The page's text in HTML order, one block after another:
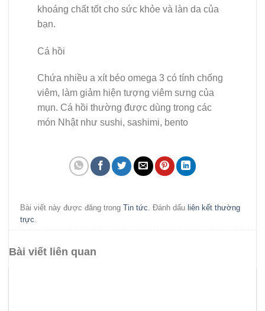
khoáng chất tốt cho sức khỏe và làn da của
bạn.
Cá hồi
Chứa nhiều a xít béo omega 3 có tính chống
viêm, làm giảm hiện tượng viêm sưng của
mụn. Cá hồi thường được dùng trong các
món Nhật như sushi, sashimi, bento
Bài viết này được đăng trongTin tức . Đánh dấuliên kết thường
trực
Bài viết liên quan